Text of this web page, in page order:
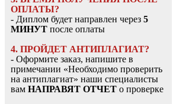
ОПЛАТЫ?
- Диплом будет направлен через 5
МИНУТ после оплаты
4. ПРОЙДЕТ АНТИПЛАГИАТ?
- Оформите заказ, напишите в
примечании «Необходимо проверить
на антиплагиат» наши специалисты
вам НАПРАВЯТ ОТЧЕТ о проверке